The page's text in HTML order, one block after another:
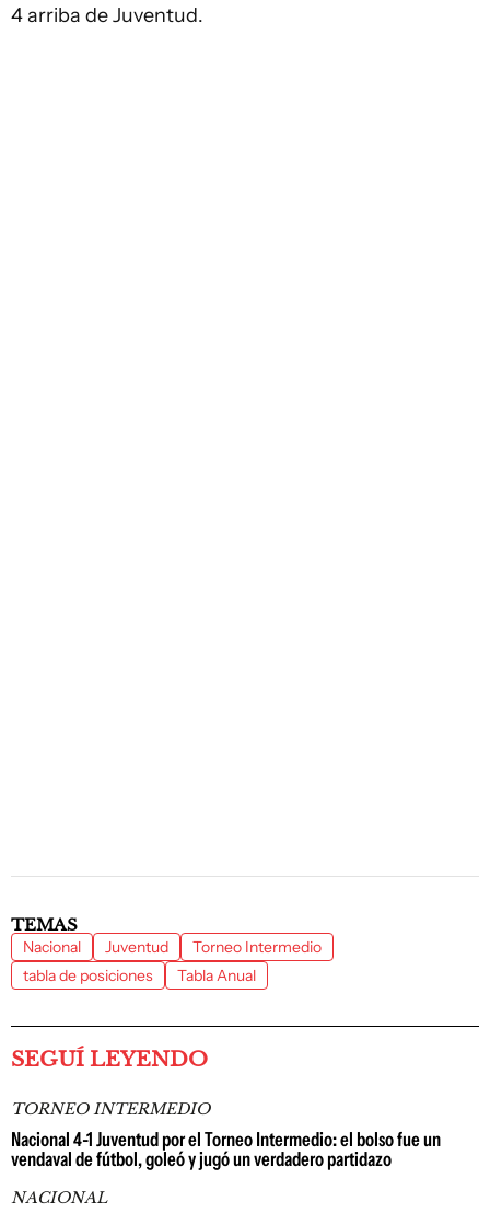
4 arriba de Juventud.
TEMAS
Nacional Juventud
Torneo Intermedio
tabla de posiciones
Tabla Anual
SEGUÍ LEYENDO
TORNEO INTERMEDIO
Nacional 4-1 Juventud por el Torneo Intermedio: el bolso fue un
vendaval de fútbol, goleó y jugó un verdadero partidazo
NACIONAL